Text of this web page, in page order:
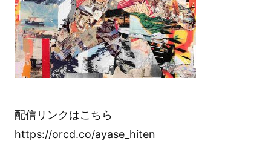
配信リンクはこちら
https://orcd.co/ayase_hiten